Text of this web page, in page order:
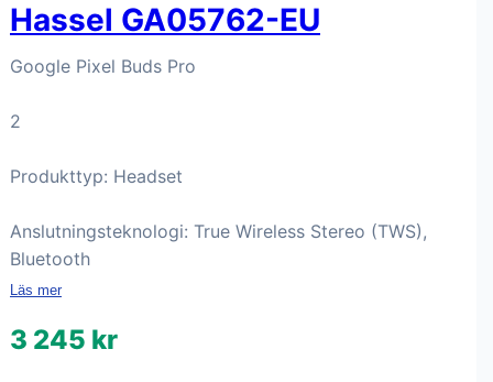
Hassel GA05762-EU
Google Pixel Buds Pro
2
Produkttyp: Headset
Anslutningsteknologi: True Wireless Stereo (TWS),
Bluetooth
Läs mer
3 245 kr